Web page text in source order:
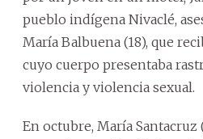
pueblo indígena Nivaclé,
María Balbuena (18), que
cuyo cuerpo presentaba
violencia y violencia sexual.
En octubre, María Santacruz